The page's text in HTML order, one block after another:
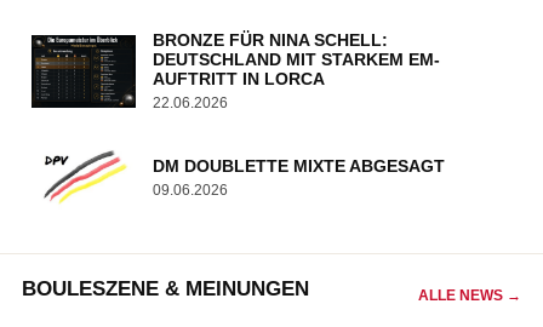
BRONZE FÜR NINA SCHELL:
DEUTSCHLAND MIT STARKEM EM-
AUFTRITT IN LORCA
22.06.2026
DM DOUBLETTE MIXTE ABGESAGT
09.06.2026
BOULESZENE & MEINUNGEN ALLE NEWS →